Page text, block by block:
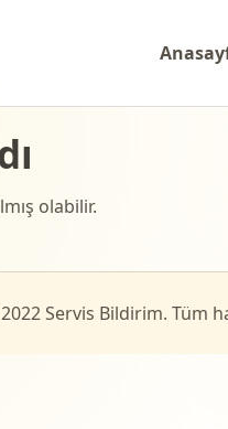
olabilir.
Servis Bildirim. Tüm